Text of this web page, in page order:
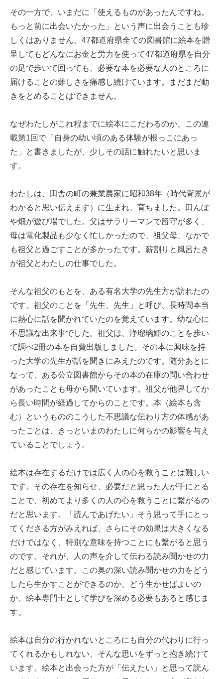
その一方で、いまだに「使えるものがあったんですね。
もっと前に出会いたかった」という声に出会うことも珍
しくはありません。47都道府県全ての図書館に絵本を贈
呈してもどんなにお金と労力を使って47都道府県を自分
の足で歩いて回っても、必要な本を必要な人のところに
届けることの難しさを痛感し続けています。まだまだ動
きをとめることはできません。
なぜわたしがこれ程までに絵本にこだわるのか、この連
載第1回で「自身の幼い頃のある体験が根っこにあっ
た」と書きましたが、少しその話に触れたいと思いま
す。
わたしは、田舎の町の兼業農家に昭和38年（時代背景が
わかると思い伝えます）に生まれ、育ちました。田んぼ
や畑が遊び場でした。父はサラリーマンで留守が多く、
母は電化製品も少なく忙しかったので、祖父母、なかで
も祖父と過ごすことが多かったです。薪割りと風呂たき
が祖父とわたしの仕事でした。
そんな祖父のもとを、ある有名大学の先生方が訪れたの
です。祖父のことを「先生、先生」と呼び、長時間本当
に熱心に話を聞かれていたのを覚えています。幼な心に
不思議な出来事でした。祖父は、浄瑠璃姫のことを歩い
て調べ2冊の本を自費出版しました。その本に興味を持
った大学の先生が話を聞きにみえたのです。随分あとに
なって、ある公立図書館からその本の在庫の問い合わせ
があったことも母から聞いています。祖父が他界してか
ら長い時間が経過してからのことです。本（絵本も含
む）というもののこうした不思議な伝わり方の体感があ
ったことは、きっといまのわたしに何らかの影響を与え
ていることでしょう。
絵本は存在するだけでは広く人の心を救うことは難しい
です。その存在を知らせ、必要だと思った人が手にとる
ことで、初めてより多くの人の心を救うことに繋がるの
だと思います。「読んであげたい」そう思って手にとっ
てくださる方がみえれば、さらにその効果は大きくなる
だけではなく、特別な意味を持つことにも繋がると思う
のです。それが、人の声を介して伝わる読み聞かせの力
だと感じています。この奥の深い読み聞かせの力をどう
したら生かすことができるのか、どう生かせばよいの
か、絵本専門士として学びを深める必要もあると感じま
す。
絵本は自分の行かれないところにも自分の代わりに行っ
てくれるかもしれない、そんな思いをずっと抱き続けて
います。絵本と出会った方が「伝えたい」と思って読ん